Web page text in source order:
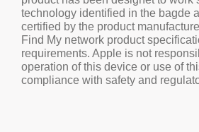
technology identified in the bagde
certified by the product
Find My network product
requirements. Apple is not
operation of this device or use of
compliance with safety and